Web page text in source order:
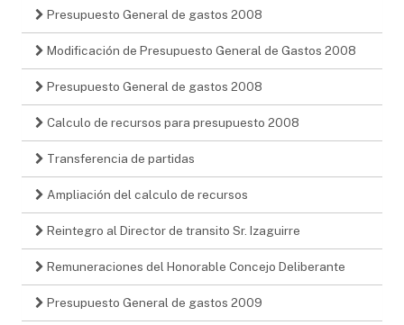
Presupuesto General de gastos 2008
Modificación de Presupuesto General de Gastos 2008
Presupuesto General de gastos 2008
Calculo de recursos para presupuesto 2008
Transferencia de partidas
Ampliación del calculo de recursos
Reintegro al Director de transito Sr. Izaguirre
Remuneraciones del Honorable Concejo Deliberante
Presupuesto General de gastos 2009